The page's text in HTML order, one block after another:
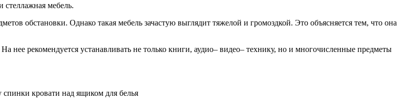
стеллажная мебель.
обстановки. Однако такая мебель зачастую выглядит тяжелой и громоздкой. Это объясняется тем, что она
нее рекомендуется устанавливать не только книги, аудио– видео– технику, но и многочисленные предметы
кровати над ящиком для белья